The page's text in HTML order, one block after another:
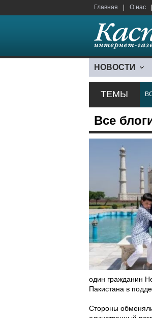
Главная О нас
НОВОСТИ
ТЕМЫ
Все
один гражданин
Пакистана в
Стороны